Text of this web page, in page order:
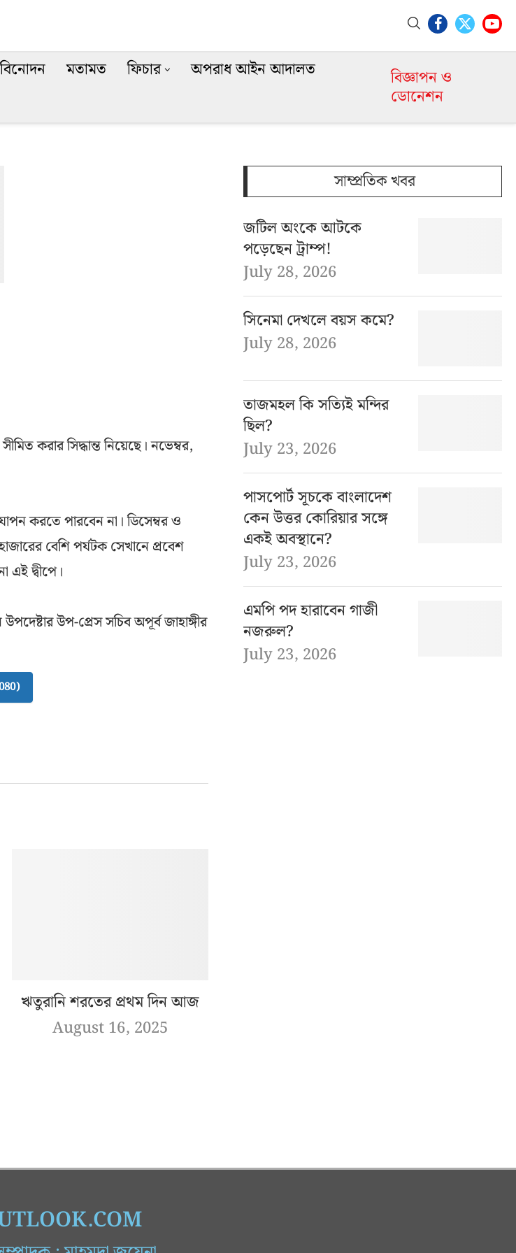
বিনোদন মতামত ফিচার
অপরাধ আইন আদালত
বিজ্ঞাপন ও
ডোনেশন
করার সিদ্ধান্ত নিয়েছে। নভেম্বর,
করতে পারবেন না। ডিসেম্বর ও
বেশি পর্যটক সেখানে প্রবেশ
এই দ্বীপে।
উপ-প্রেস সচিব অপূর্ব জাহাঙ্গীর
ঋতুরানি শরতের প্রথম দিন আজ
August 16, 2025
সাম্প্রতিক খবর
জটিল অংকে আটকে
পড়েছেন ট্রাম্প!
July 28, 2026
সিনেমা দেখলে বয়স কমে?
July 28, 2026
তাজমহল কি সত্যিই মন্দির
ছিল?
July 23, 2026
পাসপোর্ট সূচকে বাংলাদেশ
কেন উত্তর কোরিয়ার সঙ্গে
একই অবস্থানে?
July 23, 2026
এমপি পদ হারাবেন গাজী
নজরুল?
July 23, 2026